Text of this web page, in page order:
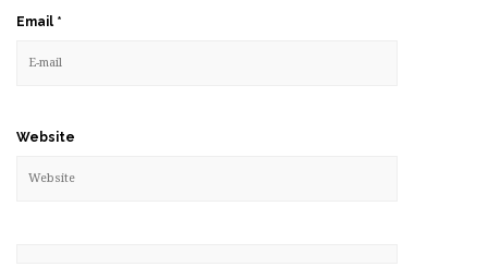
Email *
Website